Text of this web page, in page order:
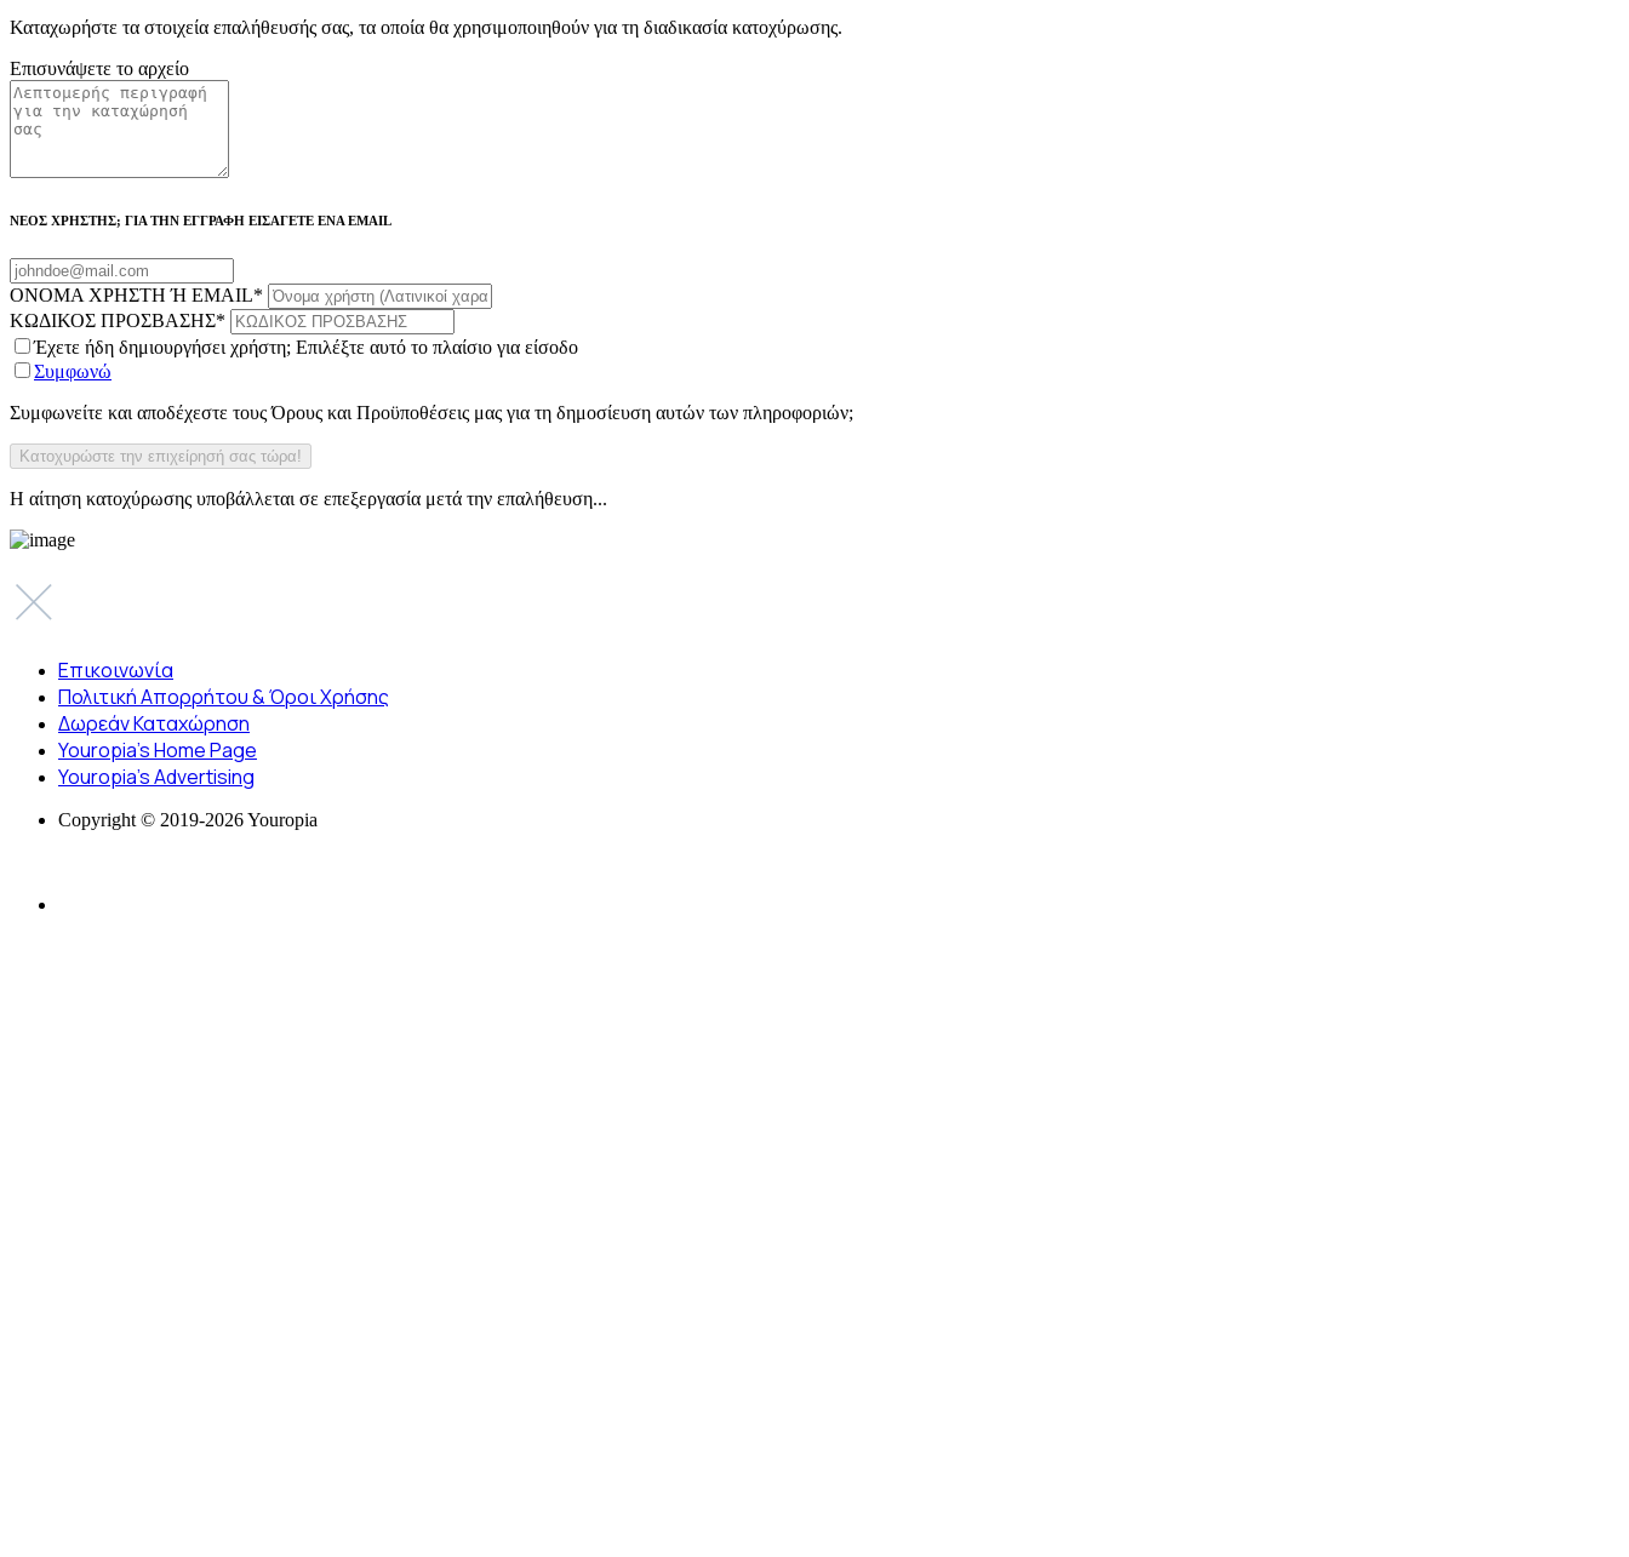
Καταχωρήστε τα στοιχεία επαλήθευσής σας, τα οποία θα χρησιμοποιηθούν για τη διαδικασία κατοχύρωσης.
Επισυνάψετε το αρχείο
ΝΕΟΣ ΧΡΗΣΤΗΣ; ΓΙΑ ΤΗΝ ΕΓΓΡΑΦΗ ΕΙΣΑΓΕΤΕ ΕΝΑ EMAIL
ΟΝΟΜΑ ΧΡΗΣΤΗ Ή EMAIL*
ΚΩΔΙΚΟΣ ΠΡΟΣΒΑΣΗΣ*
Έχετε ήδη δημιουργήσει χρήστη; Επιλέξτε αυτό το πλαίσιο για είσοδο
Συμφωνώ
Συμφωνείτε και αποδέχεστε τους Όρους και Προϋποθέσεις μας για τη δημοσίευση αυτών των πληροφοριών;
Η αίτηση κατοχύρωσης υποβάλλεται σε επεξεργασία μετά την επαλήθευση...
Επικοινωνία
Πολιτική Απορρήτου & Όροι Χρήσης
Δωρεάν Καταχώρηση
Youropia’s Home Page
Youropia’s Advertising
Copyright © 2019-2026 Youropia